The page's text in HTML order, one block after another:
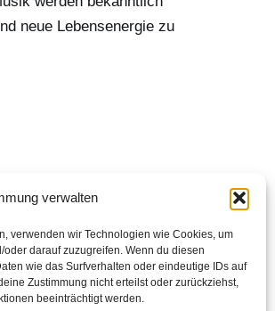
verwalten
verwenden wir Technologien wie Cookies, um
darauf zuzugreifen. Wenn du diesen
wie das Surfverhalten oder eindeutige IDs auf
Zustimmung nicht erteilst oder zurückziehst,
beeinträchtigt werden.
neue Lebensenergie zu